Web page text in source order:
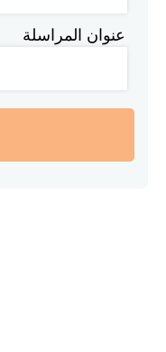
عنوان المراسلة